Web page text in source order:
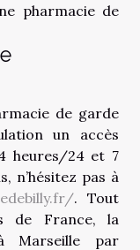
pharmacie de
de garde
un accès
heures/24 et 7
n’hésitez pas à
. Tout
de France, la
Marseille par